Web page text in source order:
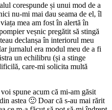
corespunde și unui mod de a
nu-mi mai dau seama de el, îl
mea am fost în alertă în
veșnic pregătit să stingă
declanșa în interiorul meu
jurnalul era modul meu de a fi
un echilibru (și a stinge
care-mi solicita multă
spune acum că mi-am găsit
astea 🙂 Doar că s-au mai rărit